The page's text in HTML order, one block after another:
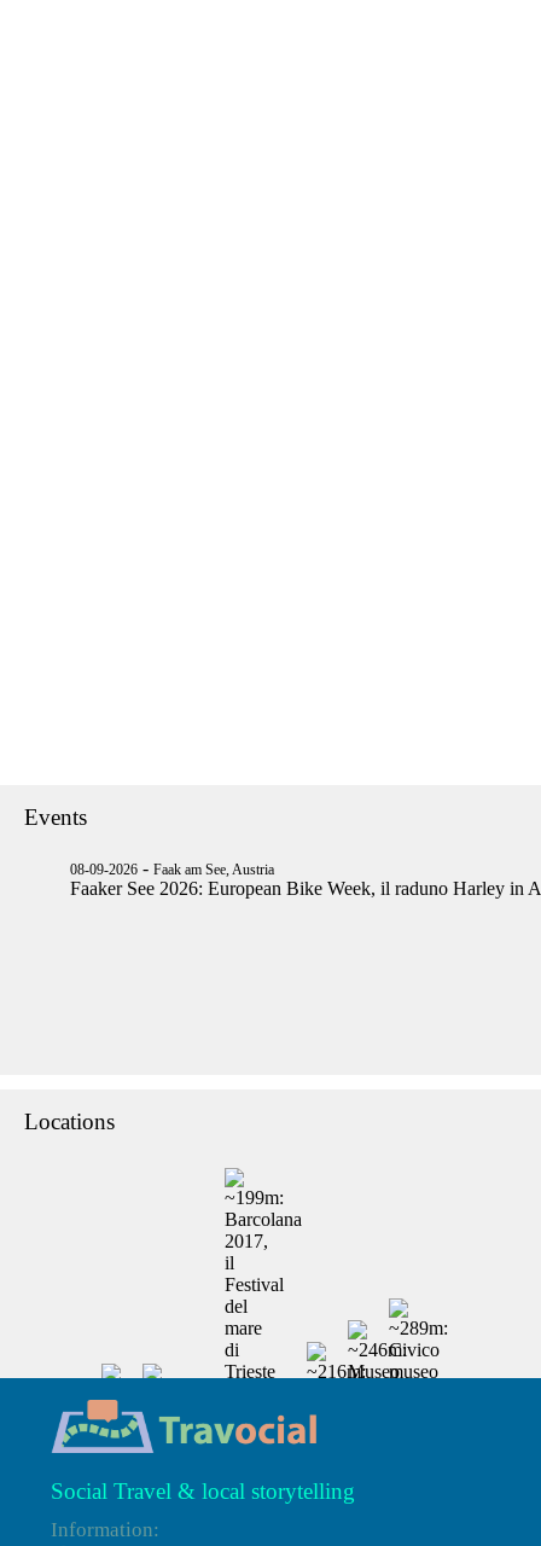
Events
08-09-2026 - Faak am See, Austria
Faaker See 2026: European Bike Week, il raduno Harley in
Locations
Social Travel & local storytelling
Information: